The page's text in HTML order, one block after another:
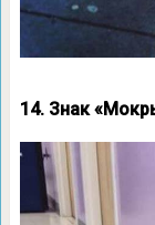
14. Знак